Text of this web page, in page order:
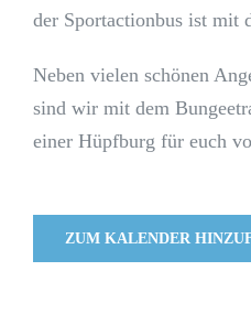
der Sportactionbus ist mit
Neben vielen schönen
sind wir mit dem
einer Hüpfburg für euch
ZUM KALENDER